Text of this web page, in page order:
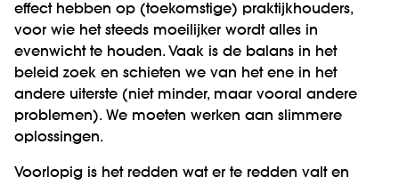
effect hebben op (toekomstige) praktijkhouders,
voor wie het steeds moeilijker wordt alles in
evenwicht te houden. Vaak is de balans in het
beleid zoek en schieten we van het ene in het
andere uiterste (niet minder, maar vooral andere
problemen). We moeten werken aan slimmere
oplossingen.
Voorlopig is het redden wat er te redden valt en